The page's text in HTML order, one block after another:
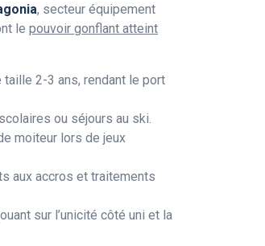
, secteur équipement
le pouvoir gonflant atteint
taille 2-3 ans, rendant le port
ou séjours au ski.
moiteur lors de jeux
aux accros et traitements
sur l’unicité côté uni et la